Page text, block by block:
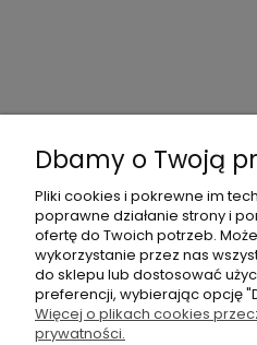
+48
Dbamy o Twoją
Pliki cookies i pokrewne im
poprawne działanie strony i
ofertę do Twoich potrzeb.
wykorzystanie przez nas
do sklepu lub dostosować
preferencji, wybierając opcję
Więcej o plikach cookies
prywatności.